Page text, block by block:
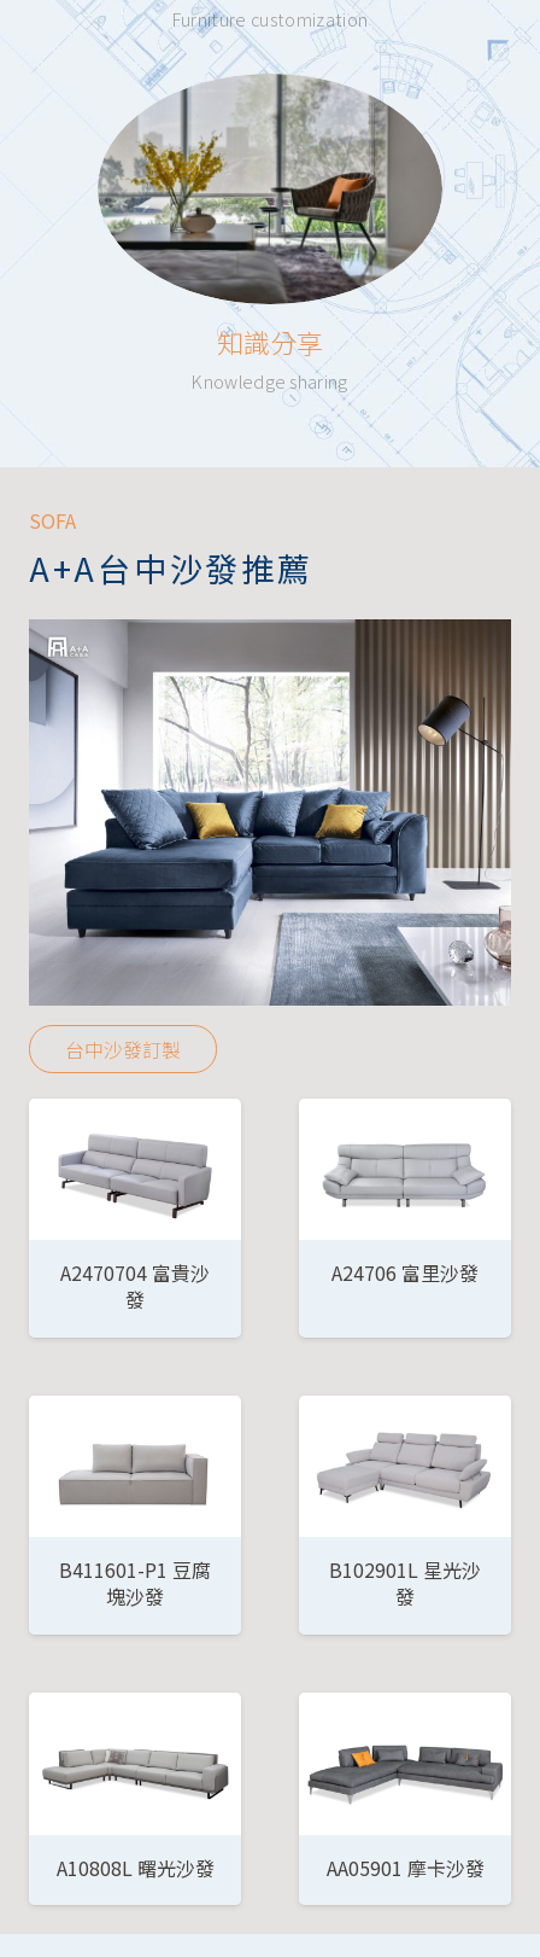
Furniture customization
知識分享
Knowledge sharing
SOFA
A+A台中沙發推薦
台中沙發訂製
A2470704 富貴沙
發
A24706 富里沙發
B411601-P1 豆腐
塊沙發
B102901L 星光沙
發
A10808L 曙光沙發 AA05901 摩卡沙發